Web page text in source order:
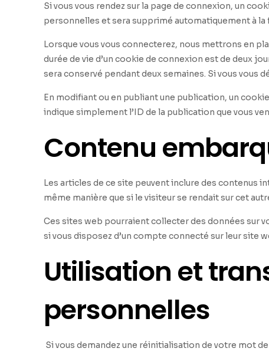
Si vous vous rendez sur la page de connexion, un
personnelles et sera supprimé automatiquement à la
Lorsque vous vous connecterez, nous mettrons en
durée de vie d’un cookie de connexion est de deux
sera conservé pendant deux semaines. Si vous vous
En modifiant ou en publiant une publication, un
indique simplement l’ID de la publication que vous
Contenu
Les articles de ce site peuvent inclure des contenus
même manière que si le visiteur se rendait sur cet
Ces sites web pourraient collecter des données sur
si vous disposez d’un compte connecté sur leur site
Utilisation et
personnelles
Si vous demandez une réinitialisation de votre mot